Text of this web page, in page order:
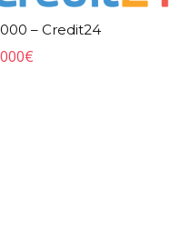
– Credit24
€